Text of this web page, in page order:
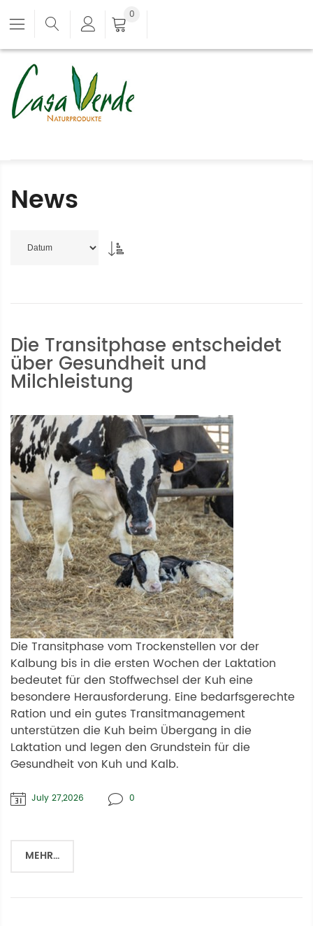
0
News
Die Transitphase entscheidet
über Gesundheit und
Milchleistung
Die Transitphase vom Trockenstellen vor der
Kalbung bis in die ersten Wochen der Laktation
bedeutet für den Stoffwechsel der Kuh eine
besondere Herausforderung. Eine bedarfsgerechte
Ration und ein gutes Transitmanagement
unterstützen die Kuh beim Übergang in die
Laktation und legen den Grundstein für die
Gesundheit von Kuh und Kalb.
MEHR...
0
July 27,2026